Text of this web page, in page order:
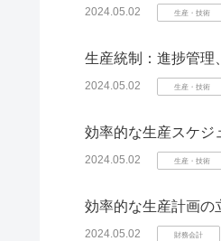
2024.05.02 生産・技術
生産統制：進捗管理
2024.05.02 生産・技術
効率的な生産スケジ
2024.05.02 生産・技術
効率的な生産計画の
2024.05.02 財務会計